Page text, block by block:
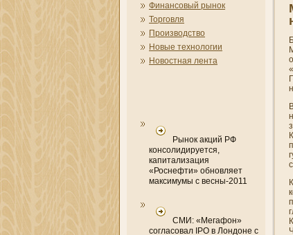
Финансовый рынок
Торговля
Производство
Новые технологии
Новостная лента
Рынок акций РФ
консолидируется,
капитализация
«Роснефти» обновляет
максимумы с весны-2011
СМИ: «Мегафон»
согласовал IPO в Лондоне с